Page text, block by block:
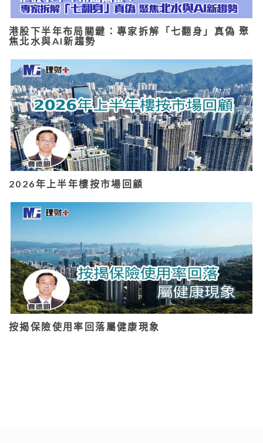
港股下半年布局關鍵：專家拆解「七翻身」真偽 聚
焦北水與AI新趨勢
2026年上半年樓按市場回顧
按揭保險使用率回落屬健康現象